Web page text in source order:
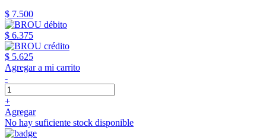
$ 7.500
$ 6.375
$ 5.625
Agregar a mi carrito
-
+
Agregar
No hay suficiente stock disponible